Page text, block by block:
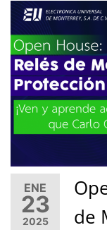
ENE
23
2025
de